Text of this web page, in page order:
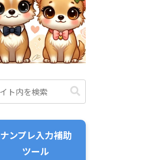
ナンプレ入力補助
ツール